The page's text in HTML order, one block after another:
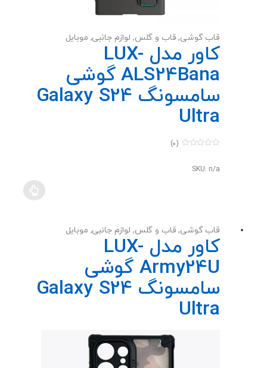
قاب گوشی, قاب و گلس, لوازم جانبی, موبایل
کاور مدل LUX-
ALS24Bana گوشی
سامسونگ Galaxy S24
Ultra
u
(0)
SKU: n/a
قاب گوشی, قاب و گلس, لوازم جانبی, موبایل
کاور مدل LUX-
Army24U گوشی
سامسونگ Galaxy S24
Ultra